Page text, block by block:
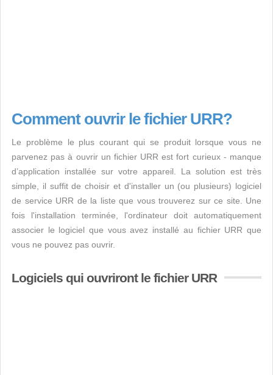
Comment ouvrir le fichier URR?
Le problème le plus courant qui se produit lorsque vous ne
parvenez pas à ouvrir un fichier URR est fort curieux - manque
d’application installée sur votre appareil. La solution est très
simple, il suffit de choisir et d'installer un (ou plusieurs) logiciel
de service URR de la liste que vous trouverez sur ce site. Une
fois l'installation terminée, l'ordinateur doit automatiquement
associer le logiciel que vous avez installé au fichier URR que
vous ne pouvez pas ouvrir.
Logiciels qui ouvriront le fichier URR